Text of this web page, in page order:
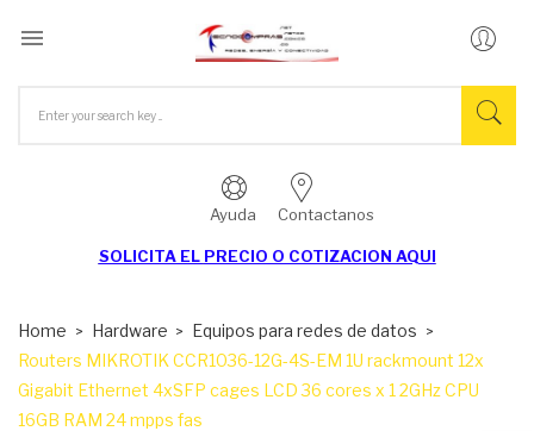

Ayuda Contactanos
SOLICITA EL PRECIO O COTIZACION AQUI
Home Hardware
Equipos para redes de datos
Routers MIKROTIK CCR1036-12G-4S-EM 1U rackmount 12x
Gigabit Ethernet 4xSFP cages LCD 36 cores x 1 2GHz CPU
16GB RAM 24 mpps fas